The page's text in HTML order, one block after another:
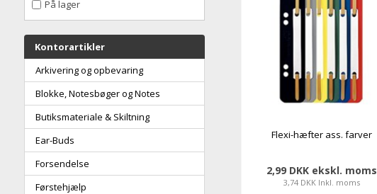
På lager
Kontorartikler
Arkivering og opbevaring
Blokke, Notesbøger og Notes
Butiksmateriale & Skiltning
Ear-Buds
Forsendelse
Førstehjælp
Flexi-hæfter ass. farver
2,99 DKK ekskl. moms
3,74 DKK Inkl. moms